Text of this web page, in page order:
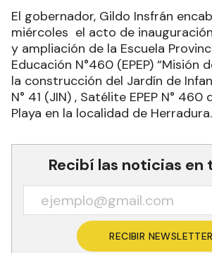
El gobernador, Gildo Insfrán
miércoles el acto de
y ampliación de la Escuela
Educación N°460 (EPEP) “Misión
la construcción del Jardín de
N° 41 (JIN) , Satélite EPEP N° 460
Playa en la localidad de Herradura.
Recibí las noticias en
RECIBIR NEWSLETTER